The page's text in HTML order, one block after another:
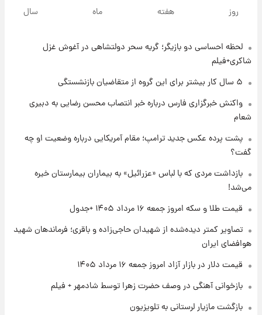
روزها پربارش‌تر خواهند بود؟
۱ روز پیش
۱ روز پیش
تغییر تند قیمت محصولات ایران‌خودرو و سایپا
امروز پنجشنبه ۱۵ مرداد ۱۴۰۵ +جدول
۱ روز پیش
قیمت طلا و سکه امروز پنجشنبه ۱۵ مرداد ۱۴۰۵
۱ روز پیش
شد
روز هفته ماه سال
لحظه احساسی دو بازیگر؛ گریه سحر دولتشاهی در آغوش غزل
شاکری+فیلم
۵ سال کار بیشتر برای این گروه از متقاضیان بازنشستگی
واکنش خبرگزاری فارس درباره خبر انتصاب محسن رضایی به دبیری
شعام
پشت پرده عکس جدید ترامپ؛ مقام آمریکایی درباره وضعیت او چه
گفت؟
بازداشت مردی که با لباس «عزرائیل» به بیماران بیمارستان خیره
می‌شد!
قیمت طلا و سکه امروز جمعه ۱۶ مرداد ۱۴۰۵ +جدول
تصاویر کمتر دیده‌شده از شهیدان حاجی‌زاده و باقری؛ فرماندهان شهید
هوافضای ایران
قیمت دلار در بازار آزاد امروز جمعه ۱۶ مرداد ۱۴۰۵
بازخوانی آهنگی در وصف حضرت زهرا توسط شادمهر + فیلم
بازگشت مازیار لرستانی به تلویزیون